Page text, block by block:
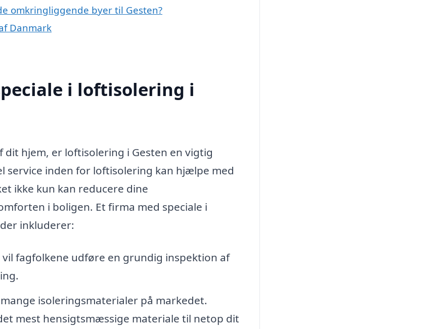
omkringliggende byer til Gesten?
Danmark
i loftisolering i
hjem, er loftisolering i Gesten en vigtig
inden for loftisolering kan hjælpe med
ikke kun kan reducere dine
i boligen. Et firma med speciale i
inkluderer:
fagfolkene udføre en grundig inspektion af
isoleringsmaterialer på markedet.
mest hensigtsmæssige materiale til netop dit